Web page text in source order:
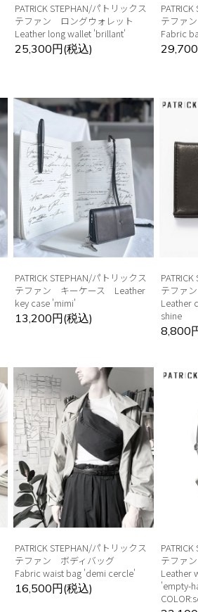
PATRICK STEPHAN/パトリックス
テファン ロングウォレット
Leather long wallet 'brillant'
25,300円(税込)
テファ
Fabric
PATRICK STEPHAN/パトリックス
テファン キーケース Leather
key case 'mimi'
13,200円(税込)
テファ
Leather
shine
8,800
PATRICK STEPHAN/パトリックス
テファン ボディバッグ
Fabric waist bag 'demi cercle'
16,500円(税込)
テファ
Leather
'empty-